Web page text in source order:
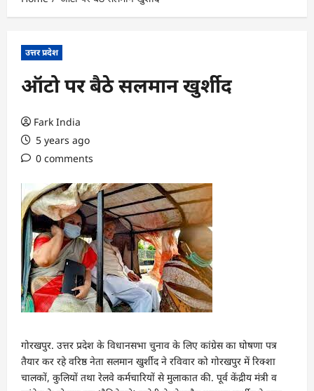
उत्तर प्रदेश
ऑटो पर बैठे सलमान खुर्शीद
Fark India
5 years ago
0 comments
गोरखपुर. उत्तर प्रदेश के विधानसभा चुनाव के लिए कांग्रेस का घोषणा पत्र
तैयार कर रहे वरिष्ठ नेता सलमान खुर्शीद ने रविवार को गोरखपुर में रिक्शा
चालकों, कुलियों तथा रेलवे कर्मचारियों से मुलाकात की. पूर्व केंद्रीय मंत्री व